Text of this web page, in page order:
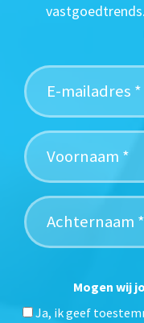
Mogen wij
Ja, ik geef